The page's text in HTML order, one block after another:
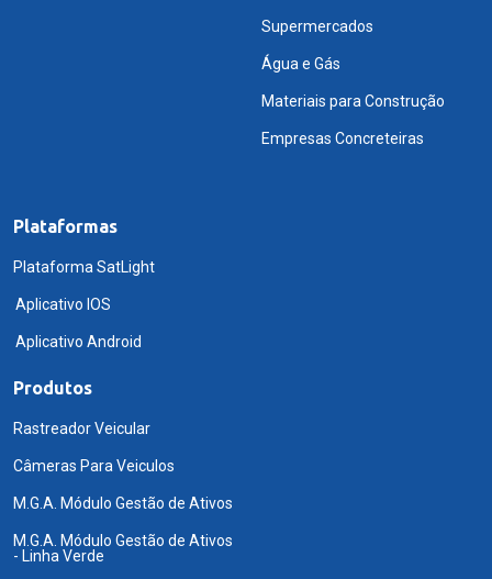
Supermercados
Água e Gás
Materiais para Construção
Empresas Concreteiras
Plataformas
Plataforma SatLight
Aplicativo IOS
Aplicativo Android
Produtos
Rastreador Veicular
Câmeras Para Veiculos
M.G.A. Módulo Gestão de Ativos
M.G.A. Módulo Gestão de Ativos
- Linha Verde